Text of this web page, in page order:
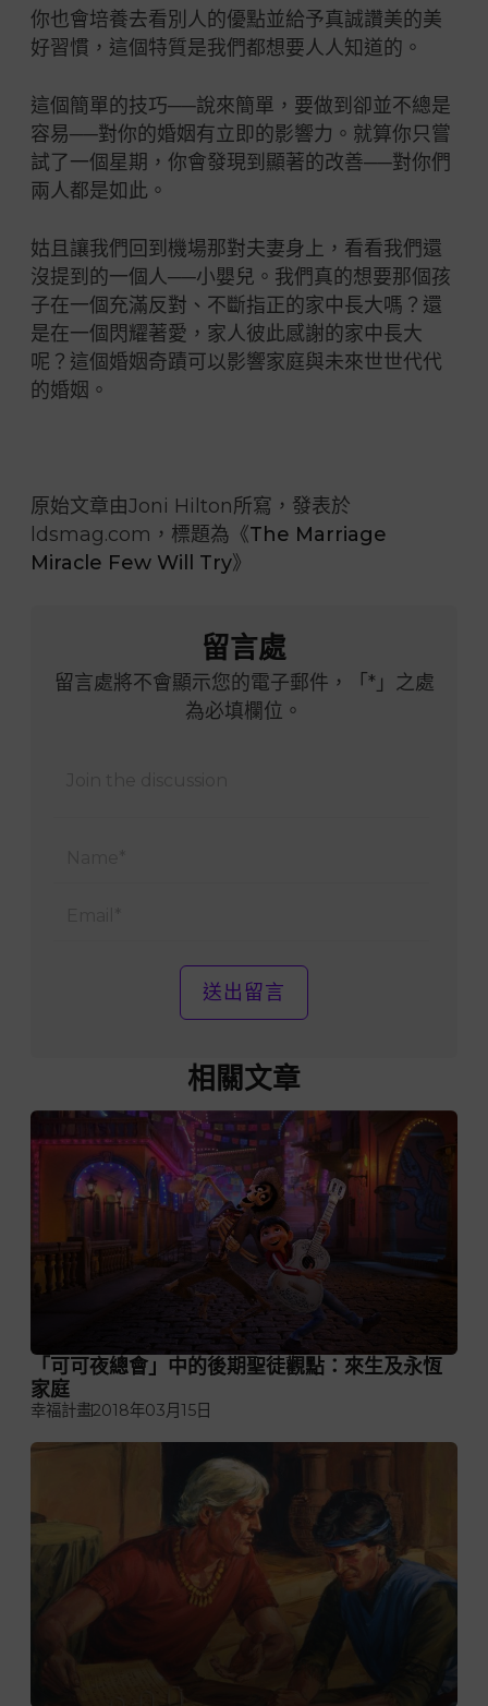
你也會培養去看別人的優點並給予真誠讚美的美
好習慣，這個特質是我們都想要人人知道的。
這個簡單的技巧──說來簡單，要做到卻並不總是
容易──對你的婚姻有立即的影響力。就算你只嘗
試了一個星期，你會發現到顯著的改善──對你們
兩人都是如此。
姑且讓我們回到機場那對夫妻身上，看看我們還
沒提到的一個人──小嬰兒。我們真的想要那個孩
子在一個充滿反對、不斷指正的家中長大嗎？還
是在一個閃耀著愛，家人彼此感謝的家中長大
呢？這個婚姻奇蹟可以影響家庭與未來世世代代
的婚姻。
原始文章由Joni Hilton所寫，發表於
ldsmag.com，標題為《The Marriage
Miracle Few Will Try》
留言處
留言處將不會顯示您的電子郵件，「*」之處
為必填欄位。
相關文章
「可可夜總會」中的後期聖徒觀點：來生及永恆
家庭
幸福計畫2018年03月15日